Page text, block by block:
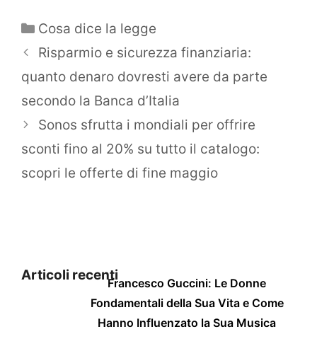
Categorie
Cosa dice la legge
Risparmio e sicurezza finanziaria:
quanto denaro dovresti avere da parte
secondo la Banca d’Italia
Sonos sfrutta i mondiali per offrire
sconti fino al 20% su tutto il catalogo:
scopri le offerte di fine maggio
Articoli recentiFrancesco Guccini: Le Donne
Fondamentali della Sua Vita e Come
Hanno Influenzato la Sua Musica